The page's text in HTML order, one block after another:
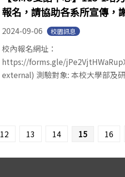
報名，請協助各系所宣傳，
2024-09-06 校園訊息
校內報名網址：
https://forms.gle/
external) 測驗對象: 本校大學部及
12 13 14 15 16